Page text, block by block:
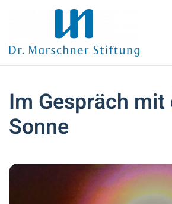
Zum Hauptinhalt springen
Im Gespräch mit
Sonne